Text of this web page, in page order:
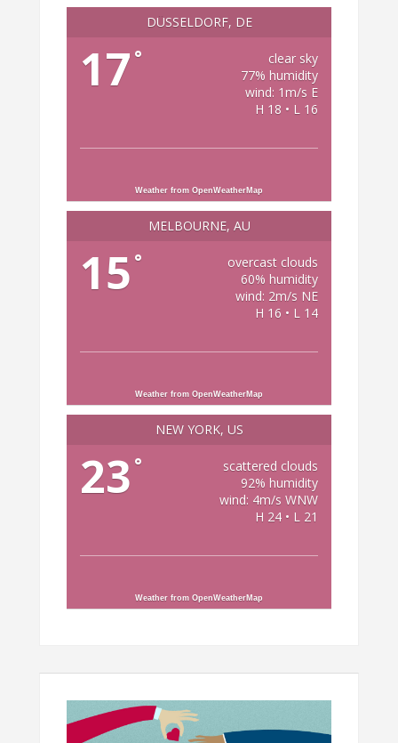
DÜSSELDORF, DE
17 °
clear sky
77% humidity
wind: 1m/s E
H 18 • L 16
Weather from OpenWeatherMap
MELBOURNE, AU
15 °
overcast clouds
60% humidity
wind: 2m/s NE
H 16 • L 14
Weather from OpenWeatherMap
NEW YORK, US
23 °
scattered clouds
92% humidity
wind: 4m/s WNW
H 24 • L 21
Weather from OpenWeatherMap